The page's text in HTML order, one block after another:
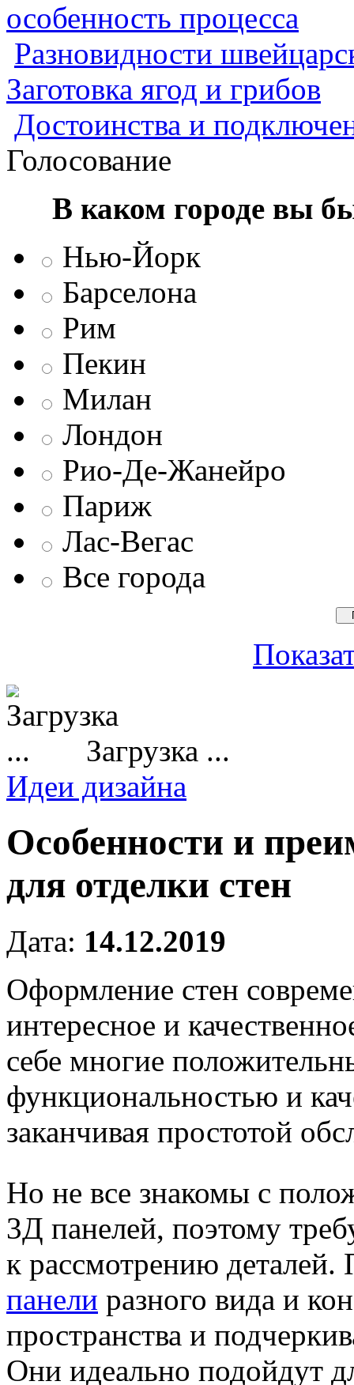
особенность процесса
Разновидности
Заготовка ягод и грибов
Достоинства и
Голосование
В каком городе вы
Нью-Йорк
Барселона
Рим
Пекин
Милан
Лондон
Рио-Де-Жанейро
Париж
Лас-Вегас
Все города
Загрузка ...
Идеи дизайна
Особенности и
для отделки стен
Дата: 14.12.2019
Оформление стен
интересное и
себе многие
функциональностью и
заканчивая простотой
Но не все знакомы с
3Д панелей, поэтому
к рассмотрению
панели разного вида и
пространства и
Они идеально подойдут